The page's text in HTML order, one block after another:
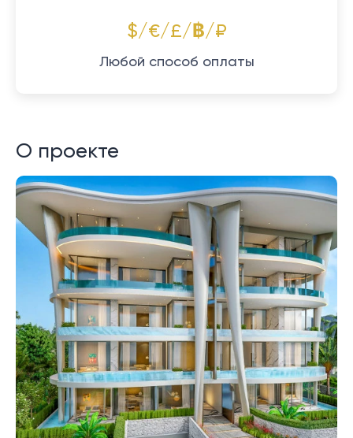
$/€/£/฿/₽
Любой способ оплаты
О проекте